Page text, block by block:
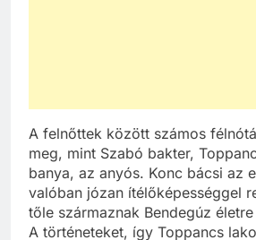
A felnőttek között számos
meg, mint Szabó bakter,
banya, az anyós. Konc bácsi az
valóban józan ítélőképességgel
tőle származnak Bendegúz
A történeteket, így Toppancs